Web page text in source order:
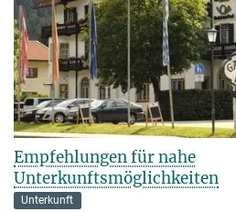
Empfehlungen für nahe
Unterkunftsmöglichkeiten
Unterkunft